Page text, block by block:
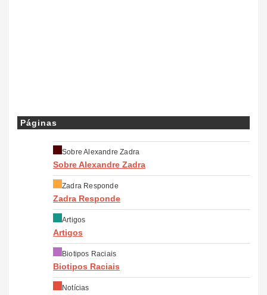
Páginas
Sobre Alexandre Zadra
Sobre Alexandre Zadra
Zadra Responde
Zadra Responde
Artigos
Artigos
Biotipos Raciais
Biotipos Raciais
Notícias